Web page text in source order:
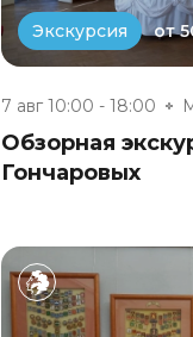
Экскурсия от
7 авг 10:00 - 18:00
Обзорная
Гончаровых